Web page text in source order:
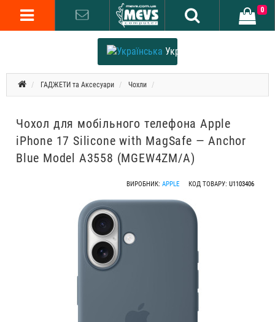
Українська
0
ГАДЖЕТИ та Аксесуари Чохли
Чохол для мобільного телефона Apple
iPhone 17 Silicone with MagSafe — Anchor
Blue Model A3558 (MGEW4ZM/A)
ВИРОБНИК: APPLE КОД ТОВАРУ: U1103406